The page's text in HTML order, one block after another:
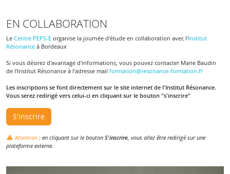
EN COLLABORATION
Le Centre PEPS-E organise la journée d'étude en collaboration avec l'Institut
Résonance à Bordeaux
Si vous désirez d'avantage d'informations, vous pouvez contacter Marie Baudin
de l'Institut Résonance à l'adresse mail formation@resonance-formation.fr
Les inscriptions se font directement sur le site internet de l'Institut Résonance.
Vous serez redirigé vers celui-ci en cliquant sur le bouton "s'inscrire"
S'inscrire
Attention: en cliquant sur le bouton S'inscrire, vous allez être redirigé sur une
plateforme externe.